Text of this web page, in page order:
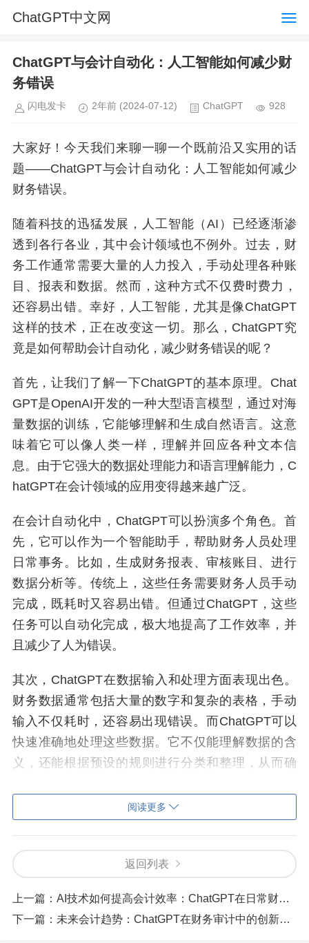
ChatGPT中文网
ChatGPT与会计自动化：人工智能如何减少财
务错误
闪电发卡 2年前 (2024-07-12) ChatGPT 928
大家好！今天我们来聊一聊一个既前沿又实用的话
题——ChatGPT与会计自动化：人工智能如何减少
财务错误。
随着科技的迅猛发展，人工智能（AI）已经逐渐渗
透到各行各业，其中会计领域也不例外。过去，财
务工作通常需要大量的人力投入，手动处理各种账
目、报表和数据。然而，这种方式不仅费时费力，
还容易出错。幸好，人工智能，尤其是像ChatGPT
这样的技术，正在改变这一切。那么，ChatGPT究
竟是如何帮助会计自动化，减少财务错误的呢？
首先，让我们了解一下ChatGPT的基本原理。Chat
GPT是OpenAI开发的一种大型语言模型，通过对海
量数据的训练，它能够理解和生成自然语言。这意
味着它可以像人类一样，理解并回应各种文本信
息。由于它强大的数据处理能力和语言理解能力，C
hatGPT在会计领域的应用变得越来越广泛。
在会计自动化中，ChatGPT可以扮演多个角色。首
先，它可以作为一个智能助手，帮助财务人员处理
日常事务。比如，生成财务报表、审核账目、进行
数据分析等。传统上，这些任务需要财务人员手动
完成，既耗时又容易出错。但通过ChatGPT，这些
任务可以自动化完成，极大地提高了工作效率，并
且减少了人为错误。
其次，ChatGPT在数据输入和处理方面表现出色。
财务数据通常包括大量的数字和复杂的表格，手动
输入不仅耗时，还容易出现错误。而ChatGPT可以
快速准确地处理这些数据。它不仅能理解数据的含
义，还能根据预设的规则进行分类和整理，从而确
另外，ChatGPT还能帮助发现和纠正财务错误。在
传统的财务工作中，发现错误往往需要耗费大量时
间和精力，尤其是当错误隐藏在大量数据中时。而C
hatGPT可以通过对数据的自动分析，快速识别出潜
在的问题。例如，如果某个账户的余额与预期不
符，ChatGPT可以自动发出警报，并提供可能的解
阅读更多
返回列表
上一篇： AI技术如何提高会计效率：ChatGPT在日常财务工作中的使用方法
下一篇： 未来会计趋势：ChatGPT在财务审计中的创新应用